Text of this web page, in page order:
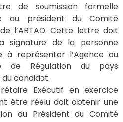
de soumission formelle
au président du Comité
l’ARTAO. Cette lettre doit
signature de la personne
à représenter l’Agence ou
de Régulation du pays
candidat.
Exécutif en exercice
être réélu doit obtenir une
du Président du Comité